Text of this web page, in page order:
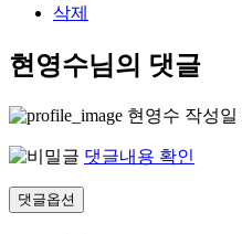
삭제
현영수님의 댓글
현영수 작성일
댓글내용 확인
댓글옵션